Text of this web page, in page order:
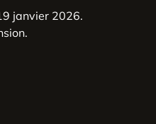
janvier 2026.